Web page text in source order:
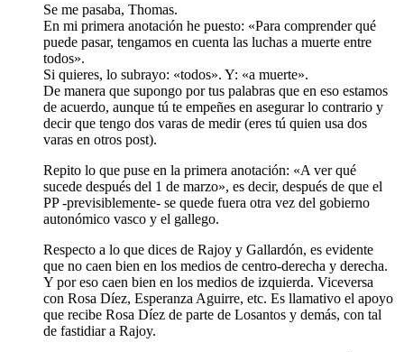
Se me pasaba, Thomas.
En mi primera anotación he puesto: «Para comprender qué
puede pasar, tengamos en cuenta las luchas a muerte entre
todos».
Si quieres, lo subrayo: «todos». Y: «a muerte».
De manera que supongo por tus palabras que en eso estamos
de acuerdo, aunque tú te empeñes en asegurar lo contrario y
decir que tengo dos varas de medir (eres tú quien usa dos
varas en otros post).
Repito lo que puse en la primera anotación: «A ver qué
sucede después del 1 de marzo», es decir, después de que el
PP -previsiblemente- se quede fuera otra vez del gobierno
autonómico vasco y el gallego.
Respecto a lo que dices de Rajoy y Gallardón, es evidente
que no caen bien en los medios de centro-derecha y derecha.
Y por eso caen bien en los medios de izquierda. Viceversa
con Rosa Díez, Esperanza Aguirre, etc. Es llamativo el apoyo
que recibe Rosa Díez de parte de Losantos y demás, con tal
de fastidiar a Rajoy.